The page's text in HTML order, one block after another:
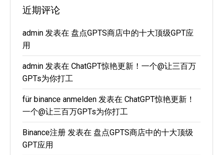
近期评论
admin 发表在 盘点GPTS商店中的十大顶级GPT应
用
admin 发表在 ChatGPT惊艳更新！一个@让三百万
GPTs为你打工
für binance anmelden 发表在 ChatGPT惊艳更新！
一个@让三百万GPTs为你打工
Binance注册 发表在 盘点GPTS商店中的十大顶级
GPT应用